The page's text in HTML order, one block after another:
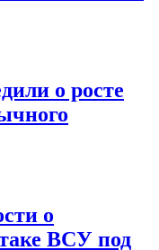
о росте
о
ВСУ под